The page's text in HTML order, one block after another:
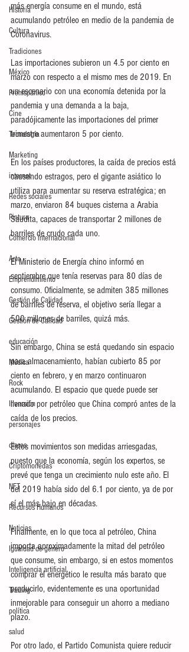
Historia
Cultura
Tradiciones
México
Prehispánico
Cine
Tecnología
Marketing
internet
Redes sociales
Pintura
Comercio internacional
Arte
Emprendimiento
Gestión de Calidad
Gestión de Calidad
educación
Música
Rock
Inversión
personajes
discos
Criptomonedas
NFT
Recursos Humanos
Noticias
Igualdad de género
Inteligencia artificial
Trading
política
salud
más energía consume en el mundo, está
acumulando petróleo en medio de la pandemia de
Coronavirus.
Las importaciones subieron un 4.5 por ciento en
marzo con respecto a el mismo mes de 2019. En
un escenario con una economía detenida por la
pandemia y una demanda a la baja,
paradójicamente las importaciones del primer
trimestre aumentaron 5 por ciento.
En los países productores, la caída de precios está
causando estragos, pero el gigante asiático lo
utiliza para aumentar su reserva estratégica; en
marzo, enviaron 84 buques cisterna a Arabia
Saudita, capaces de transportar 2 millones de
barriles de crudo cada uno.
El Ministerio de Energía chino informó en
septiembre que tenía reservas para 80 días de
consumo. Oficialmente, se admiten 385 millones
de barriles de reserva, el objetivo sería llegar a
500 millones de barriles, quizá más.
Sin embargo, China se está quedando sin espacio
para almacenamiento, habían cubierto 85 por
ciento en febrero, y en marzo continuaron
acumulando. El espacio que quede puede ser
llenado por petróleo que China compró antes de la
caída de los precios.
Estos movimientos son medidas arriesgadas,
puesto que la economía, según los expertos, se
prevé que tenga un crecimiento nulo este año. El
del 2019 había sido del 6.1 por ciento, ya de por
sí el más bajo en décadas.
Finalmente, en lo que toca al petróleo, China
importa aproximadamente la mitad del petróleo
que consume, sin embargo, si en estos momentos
comprar el energético le resulta más barato que
producirlo, evidentemente es una oportunidad
inmejorable para conseguir un ahorro a mediano
plazo.
Por otro lado, el Partido Comunista quiere reducir